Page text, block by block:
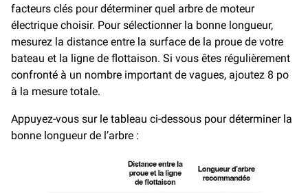
facteurs clés pour déterminer quel arbre de moteur
électrique choisir. Pour sélectionner la bonne longueur,
mesurez la distance entre la surface de la proue de votre
bateau et la ligne de flottaison. Si vous êtes régulièrement
confronté à un nombre important de vagues, ajoutez 8 po
à la mesure totale.
Appuyez-vous sur le tableau ci-dessous pour déterminer la
bonne longueur de l’arbre :